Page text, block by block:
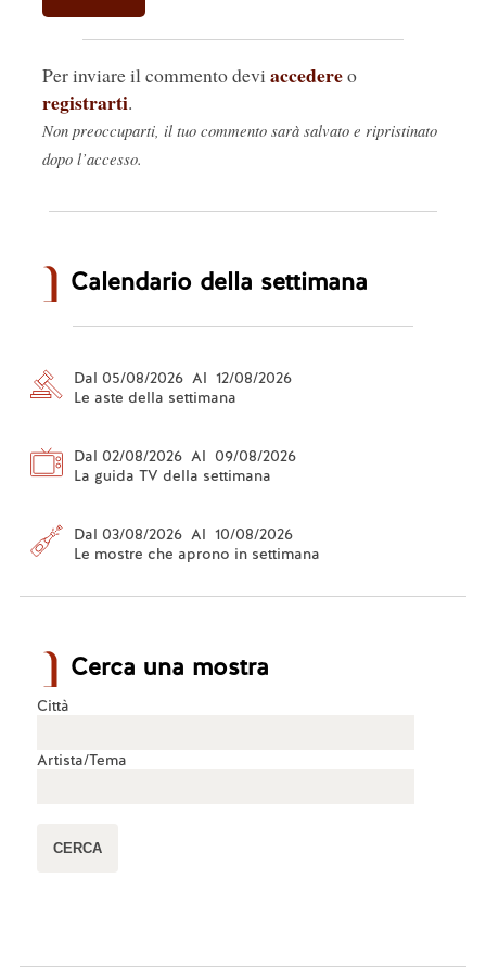
Per inviare il commento devi accedereo
registrarti.
Non preoccuparti, il tuo commento sarà salvato e ripristinato
dopo l’accesso.
Calendario della settimana
Dal 05/08/2026 Al 12/08/2026
Le aste della settimana
Dal 02/08/2026 Al 09/08/2026
La guida TV della settimana
Dal 03/08/2026 Al 10/08/2026
Le mostre che aprono in settimana
Cerca una mostra
Città
Artista/Tema